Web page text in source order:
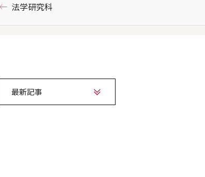
法学研究科
最新記事